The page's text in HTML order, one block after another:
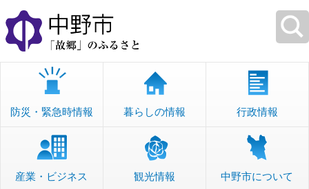
本
文
へ
移
防災・緊急時情報 暮らしの情報 行政情報
産業・ビジネス 観光情報 中野市について